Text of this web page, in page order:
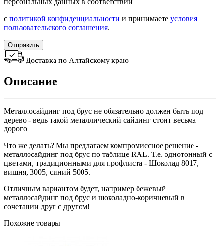
с политикой конфиденциальности и принимаете условия
пользовательского соглашения.
Отправить
Доставка по Алтайскому краю
Описание
Металлосайдинг под брус не обязательно должен быть под
дерево - ведь такой металлический сайдинг стоит весьма
дорого.
Что же делать? Мы предлагаем компромиссное решение -
металлосайдинг под брус по таблице RAL. Т.е. однотонный с
цветами, традиционными для профлиста - Шоколад 8017,
вишня, 3005, синий 5005.
Отличным вариантом будет, например бежевый
металлосайдинг под брус и шоколадно-коричневый в
сочетании друг с другом!
Похожие товары